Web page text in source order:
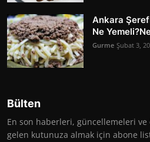
Ankara
Ne
Gurme Şubat 3,
Bülten
En son haberleri, güncellemeleri
gelen kutunuza almak için abone